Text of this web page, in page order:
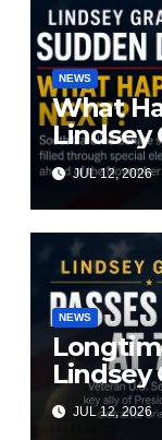
NEWS
What
Lindsey
South
Faces
JUL 12, 2026
NEWS
Lindsey
at 71
JUL 12, 2026